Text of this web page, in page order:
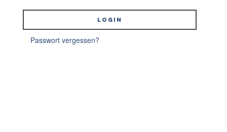
Login
Passwort vergessen?